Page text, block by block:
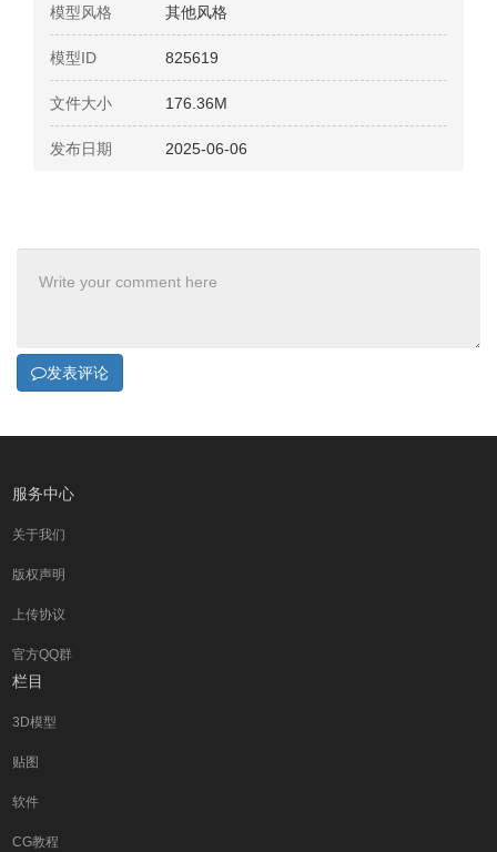
模型风格 其他风格
模型ID 825619
文件大小 176.36M
发布日期 2025-06-06
发表评论
服务中心
关于我们
版权声明
上传协议
官方QQ群
栏目
3D模型
贴图
软件
CG教程